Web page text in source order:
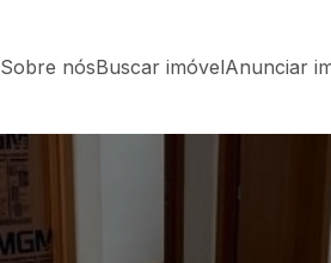
Sobre nósBuscar imóvelAnunciar